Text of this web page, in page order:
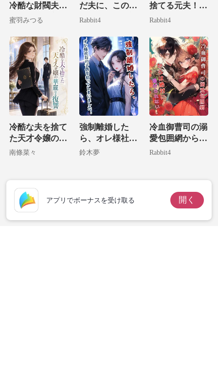
冷酷な財閥夫の
遅すぎる執着
蜜羽みつる
だ夫に、この双
子の存在は絶対
Rabbit4
捨てる元夫！？
実は病気なのは
Rabbit4
冷酷な夫を捨て
た天才令嬢の華
麗なる復讐
南條菜々
強制離婚した
ら、オレ様社長
の子供を拾って
鈴木夢
冷血御曹司の溺
愛包囲網からは
絶対に逃げられ
Rabbit4
アプリでボーナスを受け取る 開く